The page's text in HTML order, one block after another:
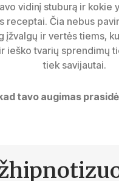
vidinį stuburą ir kokie
receptai. Čia nebus
įžvalgų ir vertės tiems,
ieško tvarių sprendimų
tiek savijautai.
tavo augimas